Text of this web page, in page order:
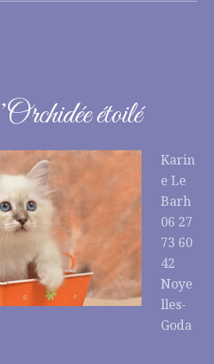
étoilé
Karin
e Le
Barh
06 27
73 60
42
Noye
lles-
Goda